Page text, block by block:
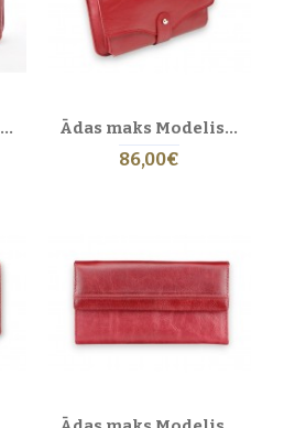
Ādas maks Modelis 30 BL-0-5 Ādas maks Modelis 221 BL-0-5_NIC
86,00€